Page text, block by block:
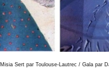
Misia Sert par Toulouse-Lautrec / Gala par